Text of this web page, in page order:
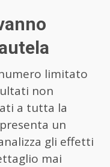
limitato
non
a tutta la
un
gli effetti
mai